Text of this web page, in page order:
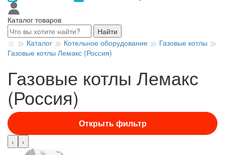
Каталог товаров
Найти
Каталог
Котельное оборудование
Газовые котлы
Газовые котлы Лемакс (Россия)
Газовые котлы Лемакс
(Россия)
Открыть фильтр
‹ ›